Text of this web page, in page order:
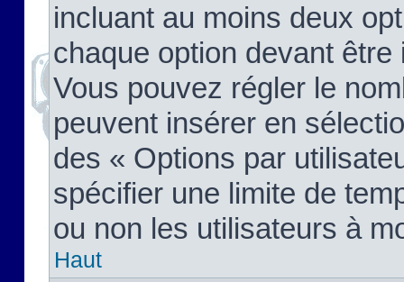
incluant au moins deux
chaque option devant
Vous pouvez régler le
peuvent insérer en
des « Options par
spécifier une limite de
ou non les utilisateurs à
Haut